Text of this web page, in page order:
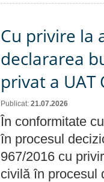
Cu privire la
declararea
privat a UAT
Publicat: 21.07.2026
În conformitate
în procesul
967/2016 cu
civilă în procesul